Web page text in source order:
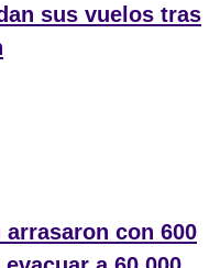
sus vuelos tras
con 600